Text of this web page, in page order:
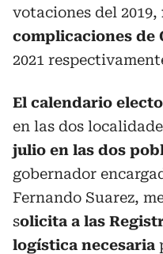
votaciones del 2019,
complicaciones de
2021
El calendario
en las dos
julio en las dos
gobernador
Fernando Suarez,
solicita a las
logística necesaria